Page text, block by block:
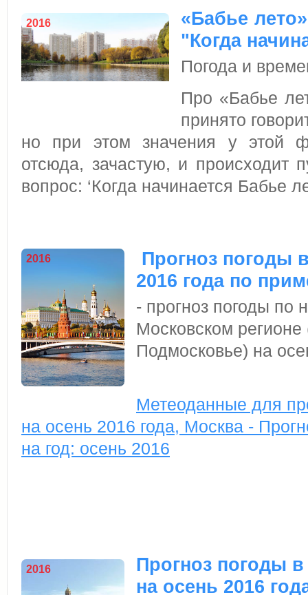
2016
«Бабье
"Когда
Погода и
Про «Бабье
принято
но при этом значения у этой
отcюда, зачастую, и происходит
вопрос: ‘Когда начинается Бабье
2016
Прогноз погоды
2016 года по
- прогноз погоды по
Московском
Подмосковье) на
Метеоданные для
на осень 2016 года, Москва -
на год: осень 2016
2016
Прогноз погоды в
на осень 2016